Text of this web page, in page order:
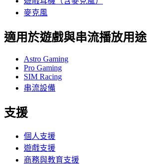
麥克風
適用於遊戲與串流播放用途
Astro Gaming
Pro Gaming
SIM Racing
串流設備
支援
個人支援
遊戲支援
商務與教育支援